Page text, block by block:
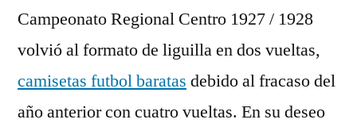
Campeonato Regional Centro 1927 / 1928
volvió al formato de liguilla en dos vueltas,
camisetas futbol baratas debido al fracaso del
año anterior con cuatro vueltas. En su deseo